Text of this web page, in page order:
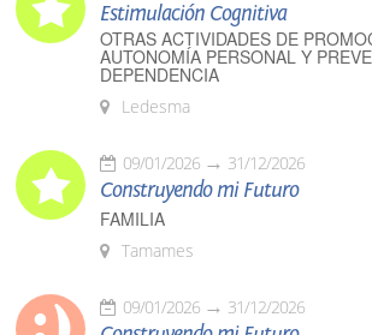
Estimulación Cognitiva
OTRAS ACTIVIDADES DE
AUTONOMÍA PERSONAL Y
DEPENDENCIA
Ledesma
09/01/2026 31/12/2026
Construyendo mi Futuro
FAMILIA
Tamames
09/01/2026 31/12/2026